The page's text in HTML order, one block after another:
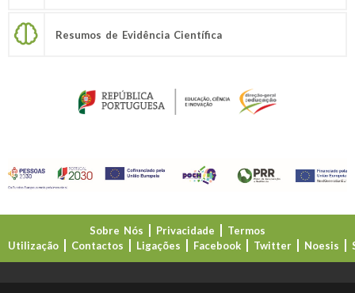
Resumos de Evidência Científica
Sobre Nós Privacidade
Termos
Utilização
Contactos Ligações Facebook Twitter Noesis